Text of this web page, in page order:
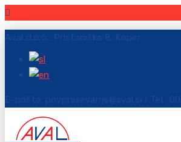
Aval d.o.o., Pristaniška 8, Koper
E-pošta: povprasevanje@aval.si I Tel.: